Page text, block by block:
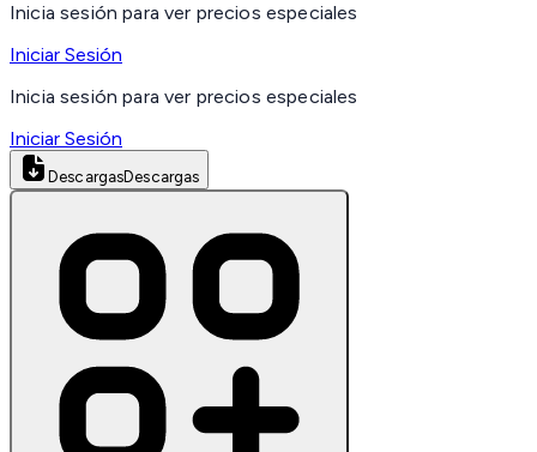
Inicia sesión para ver precios especiales
Iniciar Sesión
Inicia sesión para ver precios especiales
Iniciar Sesión
DescargasDescargas